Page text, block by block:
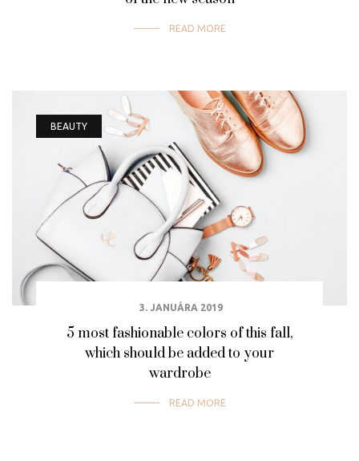
READ MORE
BEAUTY
3. JANUÁRA 2019
5 most fashionable colors of this fall,
which should be added to your
wardrobe
READ MORE